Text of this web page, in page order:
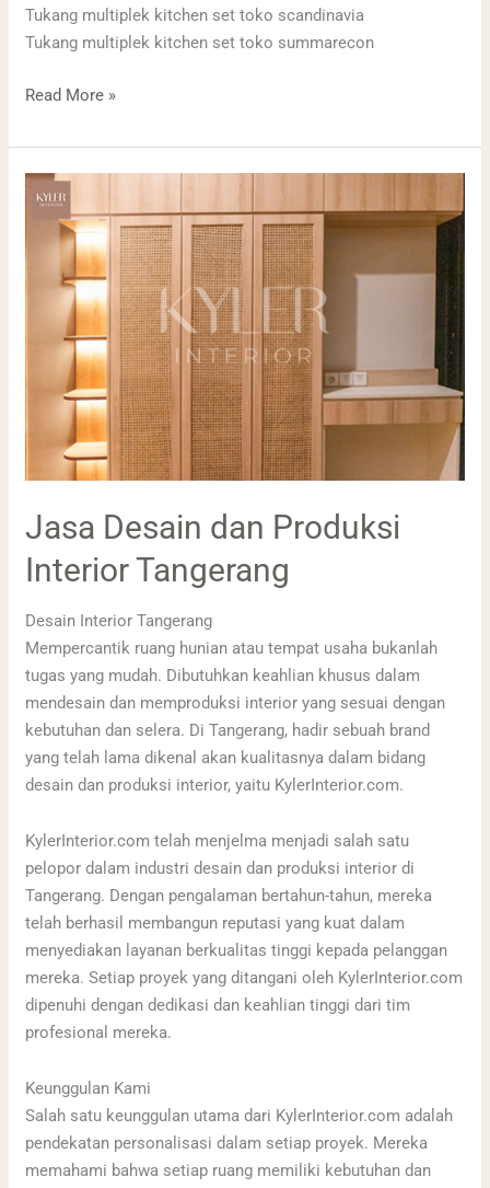
Tukang multiplek kitchen set toko scandinavia
Tukang multiplek kitchen set toko summarecon
Read More »
Jasa Desain dan Produksi
Interior Tangerang
Desain Interior Tangerang
Mempercantik ruang hunian atau tempat usaha bukanlah
tugas yang mudah. Dibutuhkan keahlian khusus dalam
mendesain dan memproduksi interior yang sesuai dengan
kebutuhan dan selera. Di Tangerang, hadir sebuah brand
yang telah lama dikenal akan kualitasnya dalam bidang
desain dan produksi interior, yaitu KylerInterior.com.
KylerInterior.com telah menjelma menjadi salah satu
pelopor dalam industri desain dan produksi interior di
Tangerang. Dengan pengalaman bertahun-tahun, mereka
telah berhasil membangun reputasi yang kuat dalam
menyediakan layanan berkualitas tinggi kepada pelanggan
mereka. Setiap proyek yang ditangani oleh KylerInterior.com
dipenuhi dengan dedikasi dan keahlian tinggi dari tim
profesional mereka.
Keunggulan Kami
Salah satu keunggulan utama dari KylerInterior.com adalah
pendekatan personalisasi dalam setiap proyek. Mereka
memahami bahwa setiap ruang memiliki kebutuhan dan
Jasa
Desain
Produksi
Interior
Tangerang